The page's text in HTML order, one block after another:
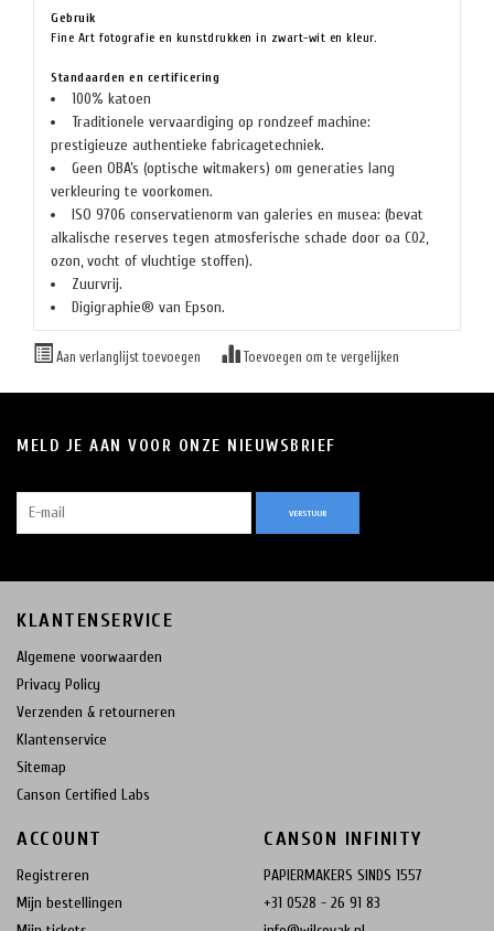
Gebruik
Fine Art fotografie en kunstdrukken in zwart-wit en kleur.
Standaarden en certificering
100% katoen
Traditionele vervaardiging op rondzeef machine:
prestigieuze authentieke fabricagetechniek.
Geen OBA’s (optische witmakers) om generaties lang
verkleuring te voorkomen.
ISO 9706 conservatienorm van galeries en musea: (bevat
alkalische reserves tegen atmosferische schade door oa C02,
ozon, vocht of vluchtige stoffen).
Zuurvrij.
Digigraphie® van Epson.
Aan verlanglijst toevoegen Toevoegen om te vergelijken
MELD JE AAN VOOR ONZE NIEUWSBRIEF
VERSTUUR
KLANTENSERVICE
Algemene voorwaarden
Privacy Policy
Verzenden & retourneren
Klantenservice
Sitemap
Canson Certified Labs
ACCOUNT
Registreren
Mijn bestellingen
CANSON INFINITY
PAPIERMAKERS SINDS 1557
+31 0528 - 26 91 83